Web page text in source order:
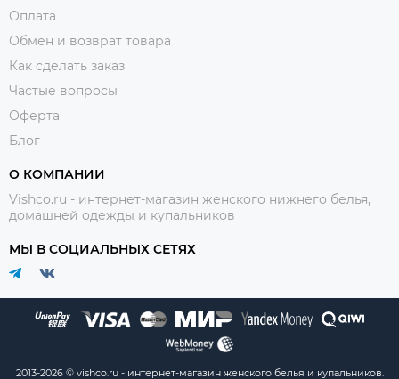
Оплата
Обмен и возврат товара
Как сделать заказ
Частые вопросы
Оферта
Блог
О КОМПАНИИ
Vishco.ru - интернет-магазин женского нижнего белья,
домашней одежды и купальников
МЫ В СОЦИАЛЬНЫХ СЕТЯХ
2013-2026 © vishco.ru - интернет-магазин женского белья и купальников.